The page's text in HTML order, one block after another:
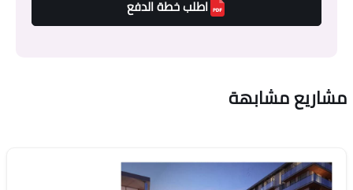
اطلب خطة الدفع
مشاريع مشابهة